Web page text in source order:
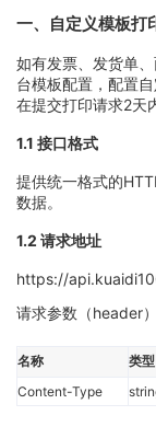
一、自定义模板打
如有发票、发货单
台模板配置，配置
在提交打印请求2天
1.1 接口格式
提供统一格式的
数据。
1.2 请求地址
https://
请求参数（header）
名称 类型
Content-Type